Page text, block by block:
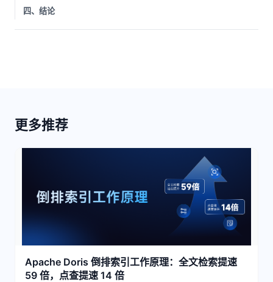
四、结论
更多推荐
Apache Doris 倒排索引工作原理：全文检索提速
59 倍，点查提速 14 倍